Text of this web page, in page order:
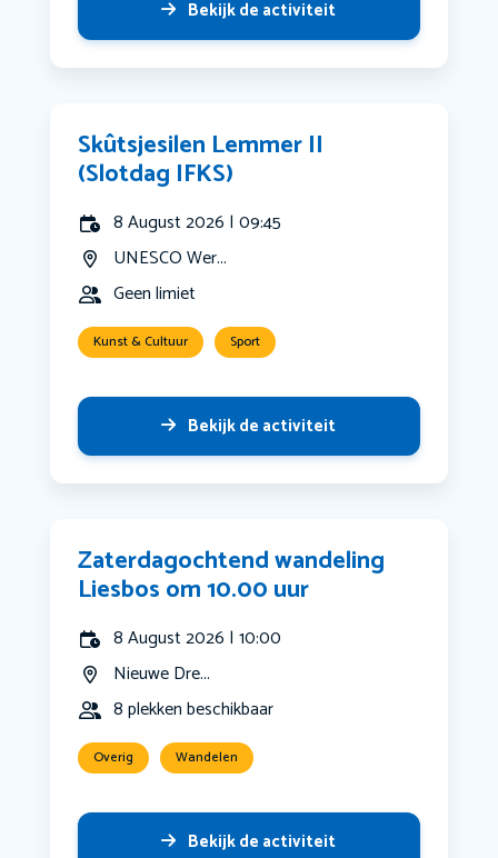
Bekijk de activiteit
Skûtsjesilen Lemmer II
(Slotdag IFKS)
8 August 2026 | 09:45
UNESCO Wer...
Geen limiet
Kunst & Cultuur Sport
Bekijk de activiteit
Zaterdagochtend wandeling
Liesbos om 10.00 uur
8 August 2026 | 10:00
Nieuwe Dre...
8 plekken beschikbaar
Overig Wandelen
Bekijk de activiteit